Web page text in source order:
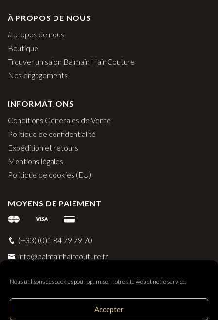
Nous utilisons des cookies pour optimiser notre site web et notre service.
Accepter
À PROPOS DE NOUS
à propos de nous
Boutique
Trouver un salon Balmain Hair Couture
Nos engagements
INFORMATIONS
Conditions Générales de Vente
Politique de confidentialité
Expédition et retours
Mentions légales
Politique de cookies (EU)
MOYENS DE PAIEMENT
(+33) (0)1 84 79 79 70
info@balmainhaircouture.fr